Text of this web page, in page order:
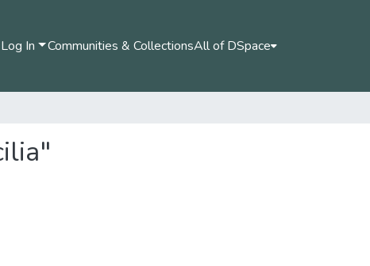
Log In Communities & CollectionsAll of DSpace